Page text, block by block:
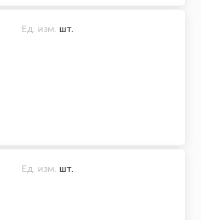
Ед. изм. шт.
Ед. изм. шт.